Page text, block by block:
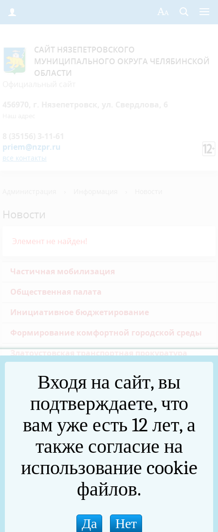
САЙТ НЯЗЕПЕТРОВСКОГО
МУНИЦИПАЛЬНОГО ОКРУГА ЧЕЛЯБИНСКОЙ
ОБЛАСТИ
priem@nzpr.ru
все контакты
Новости
Элемент не найден!
Частичная мобилизация
Общественная палата
Инициативное бюджетирование
Формирование комфортной городской среды
Златоустовская транспортная прокуратура
Реальные дела (архив)
Национальные проекты
75 лет Победы в Великой Отечественной войне
(архив)
Новости прокуратуры
Входя на сайт, вы
подтверждаете, что
вам уже есть 12 лет, а
также согласие на
использование cookie
файлов.